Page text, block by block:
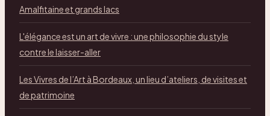
Amalfitaine et grands lacs
L'élégance est un art de vivre : une philosophie du style
contre le laisser-aller
Les Vivres de l’Art à Bordeaux, un lieu d’ateliers, de visites et
de patrimoine